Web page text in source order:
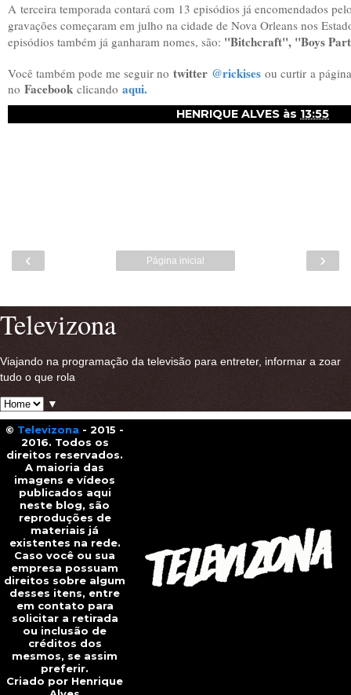
A terceira temporada contará com 13 episódios já encomendados
gravações começaram em julho na cidade de Nova Orleans nos
episódios também já ganharam nomes, são: "Bitchcraft", "Boys
Você também pode me seguir no twitter @rickises ou curtir a
no Facebook clicando aqui.
HENRIQUE ALVES às 13:55
‹ ›
Página inicial
Televizona
Viajando na programação da televisão para entreter, informar a zoar
tudo o que rola
▼
© Televizona - 2015 -
2016. Todos os
direitos reservados.
A maioria das
imagens e vídeos
publicados aqui
neste blog, são
reproduções de
materiais já
existentes na rede.
Caso você ou sua
empresa possuam
direitos sobre algum
desses itens, entre
em contato para
solicitar a retirada
ou inclusão de
créditos dos
mesmos, se assim
preferir.
Criado por Henrique